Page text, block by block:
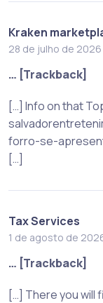
Kraken
28 de julho de 2026
… [Trackback]
[…] Info on that
forro-se-
[…]
Tax Services
1 de agosto de
… [Trackback]
[…] There you will